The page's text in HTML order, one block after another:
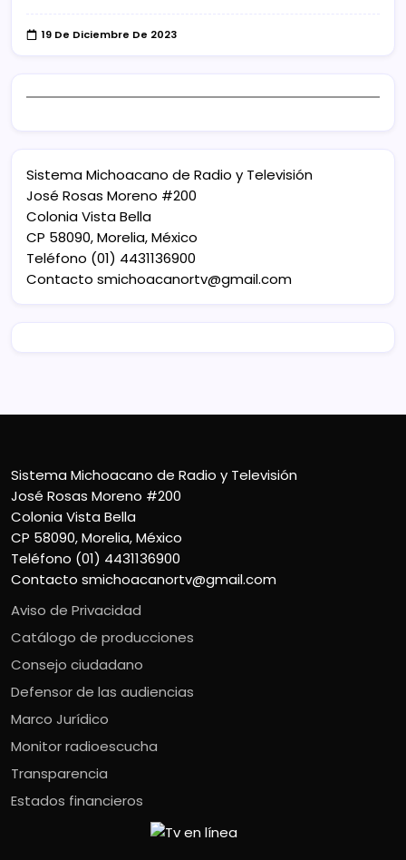
19 De Diciembre De 2023
Sistema Michoacano de Radio y Televisión
José Rosas Moreno #200
Colonia Vista Bella
CP 58090, Morelia, México
Teléfono (01) 4431136900
Contacto smichoacanortv@gmail.com
Sistema Michoacano de Radio y Televisión
José Rosas Moreno #200
Colonia Vista Bella
CP 58090, Morelia, México
Teléfono (01) 4431136900
Contacto smichoacanortv@gmail.com
Aviso de Privacidad
Catálogo de producciones
Consejo ciudadano
Defensor de las audiencias
Marco Jurídico
Monitor radioescucha
Transparencia
Estados financieros